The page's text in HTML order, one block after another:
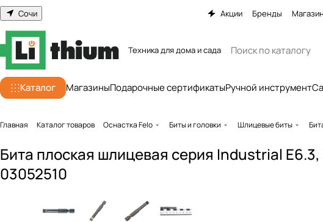
Сочи Акции Бренды
Техника для дома и сада
Каталог МагазиныПодарочные сертификатыРучной инструмент
Главная Каталог товаров Оснастка Felo Биты и головки Шлицевые биты
Бита плоская шлицевая серия Industrial
03052510